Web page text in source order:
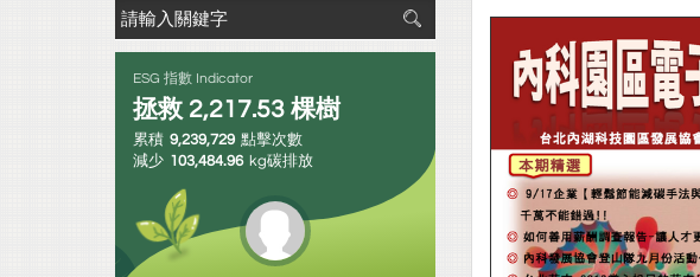
ESG 指數 Indicator
拯救 2,217.53 棵樹
累積 9,239,729 點擊次數
減少 103,484.96 kg碳排放